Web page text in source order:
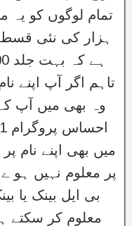
تمام لوگوں کو یہ
ہزار کی نئی قسط
تاہم اگر آپ اپنے
وہ بھی میں آپ
میں بھی اپنے نام
پر معلوم نہیں ہو
بی ایل بینک یا